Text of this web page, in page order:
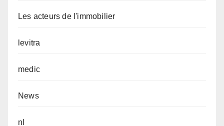
Les acteurs de l'immobilier
levitra
medic
News
nl